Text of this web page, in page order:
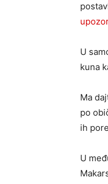
U
kuna
Ma
po
ih
U